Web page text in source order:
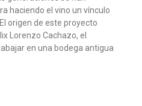
haciendo el vino un vínculo
origen de este proyecto
Lorenzo Cachazo, el
en una bodega antigua